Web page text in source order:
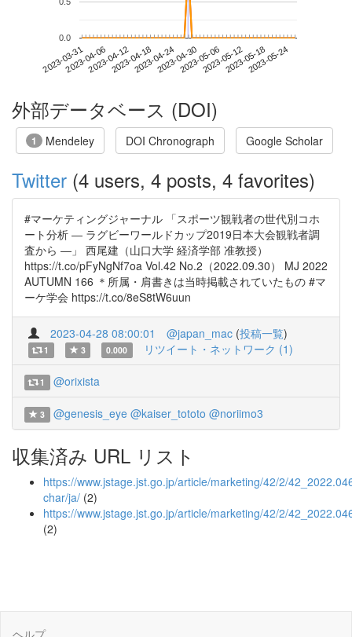
2023-03-312023-04-062023-04-122023-04-182023-04-242023-04-302023-05-062023-05-122023-05-182023-05-24
0.0
外部データベース (DOI)
1 Mendeley DOI Chronograph Google Scholar
Twitter (4 users, 4 posts, 4 favorites)
#マーケティングジャーナル 「スポーツ観戦者の世代別コホ
ート分析 ― ラグビーワールドカップ2019日本大会観戦者調
査から ―」 西尾建（山口大学 経済学部 准教授）
https://t.co/pFyNgNf7oa Vol.42 No.2（2022.09.30） MJ 2022
AUTUMN 166 ＊所属・肩書きは当時掲載されていたもの #マ
ーケ学会 https://t.co/8eS8tW6uun
2023-04-28 08:00:01 @japan_mac (投稿一覧)
1 3 0.000 リツイート・ネットワーク (1)
1 @orixista
3 @genesis_eye @kaiser_tototo @noriimo3
収集済み URL リスト
https://www.jstage.jst.go.jp/article/marketing/42/2/
char/ja/ (2)
https://www.jstage.jst.go.jp/article/marketing/42/2/
(2)
ヘルプ